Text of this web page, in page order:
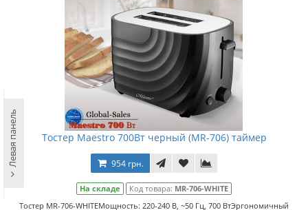
Тостер Maestro 700Вт черный (MR-706) таймер
954 грн.
На складе Код товара: MR-706-WHITE
Тостер MR-706-WHITEМощность: 220-240 В, ~50 Гц, 700 ВтЭргономичный
Левая панель